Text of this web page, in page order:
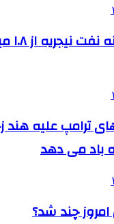
باد می دهد
چند شد؟